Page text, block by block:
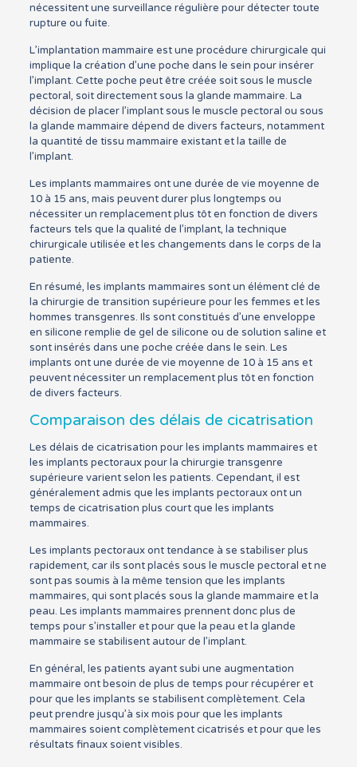
nécessitent une surveillance régulière pour détecter toute
rupture ou fuite.
L’implantation mammaire est une procédure chirurgicale qui
implique la création d’une poche dans le sein pour insérer
l’implant. Cette poche peut être créée soit sous le muscle
pectoral, soit directement sous la glande mammaire. La
décision de placer l’implant sous le muscle pectoral ou sous
la glande mammaire dépend de divers facteurs, notamment
la quantité de tissu mammaire existant et la taille de
l’implant.
Les implants mammaires ont une durée de vie moyenne de
10 à 15 ans, mais peuvent durer plus longtemps ou
nécessiter un remplacement plus tôt en fonction de divers
facteurs tels que la qualité de l’implant, la technique
chirurgicale utilisée et les changements dans le corps de la
patiente.
En résumé, les implants mammaires sont un élément clé de
la chirurgie de transition supérieure pour les femmes et les
hommes transgenres. Ils sont constitués d’une enveloppe
en silicone remplie de gel de silicone ou de solution saline et
sont insérés dans une poche créée dans le sein. Les
implants ont une durée de vie moyenne de 10 à 15 ans et
peuvent nécessiter un remplacement plus tôt en fonction
de divers facteurs.
Comparaison des délais de cicatrisation
Les délais de cicatrisation pour les implants mammaires et
les implants pectoraux pour la chirurgie transgenre
supérieure varient selon les patients. Cependant, il est
généralement admis que les implants pectoraux ont un
temps de cicatrisation plus court que les implants
mammaires.
Les implants pectoraux ont tendance à se stabiliser plus
rapidement, car ils sont placés sous le muscle pectoral et ne
sont pas soumis à la même tension que les implants
mammaires, qui sont placés sous la glande mammaire et la
peau. Les implants mammaires prennent donc plus de
temps pour s’installer et pour que la peau et la glande
mammaire se stabilisent autour de l’implant.
En général, les patients ayant subi une augmentation
mammaire ont besoin de plus de temps pour récupérer et
pour que les implants se stabilisent complètement. Cela
peut prendre jusqu’à six mois pour que les implants
mammaires soient complètement cicatrisés et pour que les
résultats finaux soient visibles.